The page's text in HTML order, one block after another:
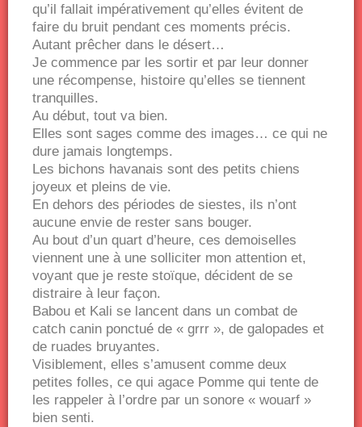
qu’il fallait impérativement qu’elles évitent de
faire du bruit pendant ces moments précis.
Autant prêcher dans le désert…
Je commence par les sortir et par leur donner
une récompense, histoire qu’elles se tiennent
tranquilles.
Au début, tout va bien.
Elles sont sages comme des images… ce qui ne
dure jamais longtemps.
Les bichons havanais sont des petits chiens
joyeux et pleins de vie.
En dehors des périodes de siestes, ils n’ont
aucune envie de rester sans bouger.
Au bout d’un quart d’heure, ces demoiselles
viennent une à une solliciter mon attention et,
voyant que je reste stoïque, décident de se
distraire à leur façon.
Babou et Kali se lancent dans un combat de
catch canin ponctué de « grrr », de galopades et
de ruades bruyantes.
Visiblement, elles s’amusent comme deux
petites folles, ce qui agace Pomme qui tente de
les rappeler à l’ordre par un sonore « wouarf »
bien senti.